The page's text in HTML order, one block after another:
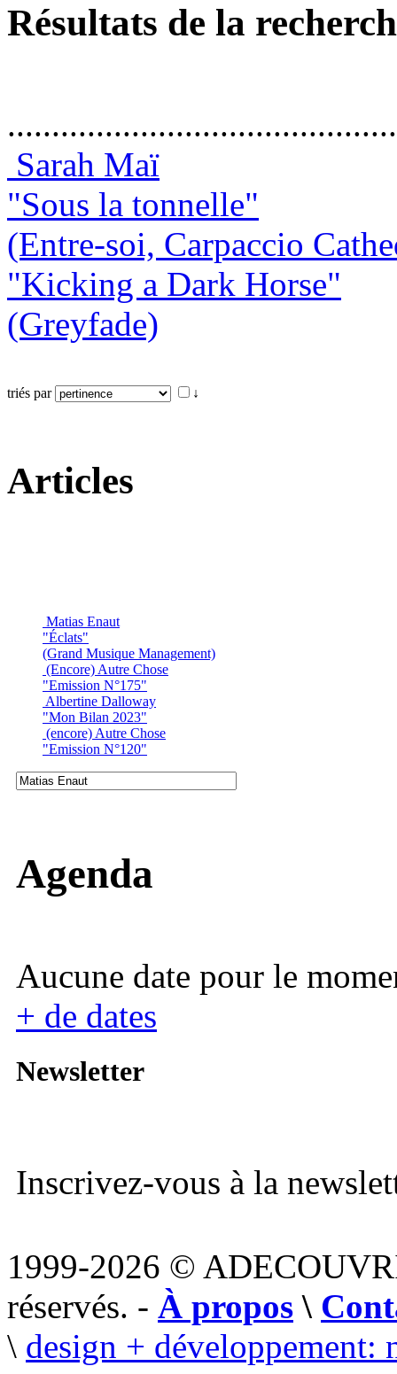
Résultats de la
Sarah Maï
"Sous la tonnelle"
(Entre-soi, Carpaccio
"Kicking a Dark Horse"
(Greyfade)
triés par ↓
Articles
Matias Enaut
"Éclats"
(Grand Musique Management)
(Encore) Autre Chose
"Emission N°175"
Albertine Dalloway
"Mon Bilan 2023"
(encore) Autre Chose
"Emission N°120"
Agenda
Aucune date pour le
+ de dates
Newsletter
Inscrivez-vous à la
1999-2026 ©
réservés. - À propos \
\ design + développement: